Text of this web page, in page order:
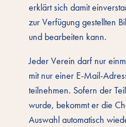
erklärt sich damit
zur Verfügung gestellten
und bearbeiten kann.
Jeder Verein darf nur
mit nur einer E-Mail-
teilnehmen. Sofern der
wurde, bekommt er die
Auswahl automatisch